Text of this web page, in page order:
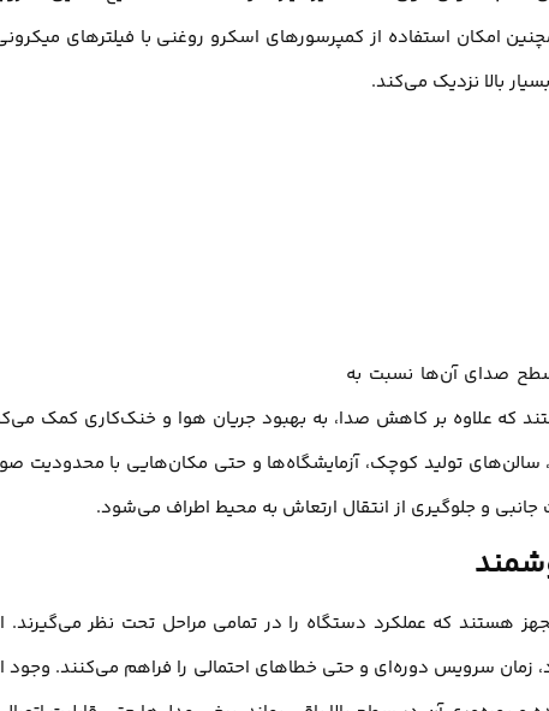
امکان استفاده از کمپرسورهای اسکرو روغنی با فیلترهای
بالا نزدیک می‌کند.
صدای آن‌ها نسبت به
که علاوه بر کاهش صدا، به بهبود جریان هوا و خنک‌کاری کمک
تولید کوچک، آزمایشگاه‌ها و حتی مکان‌هایی با محدودیت
و جلوگیری از انتقال ارتعاش به محیط اطراف می‌شود.
هستند که عملکرد دستگاه را در تمامی مراحل تحت نظر می‌گیرند.
زمان سرویس دوره‌ای و حتی خطاهای احتمالی را فراهم می‌کنند. وجود